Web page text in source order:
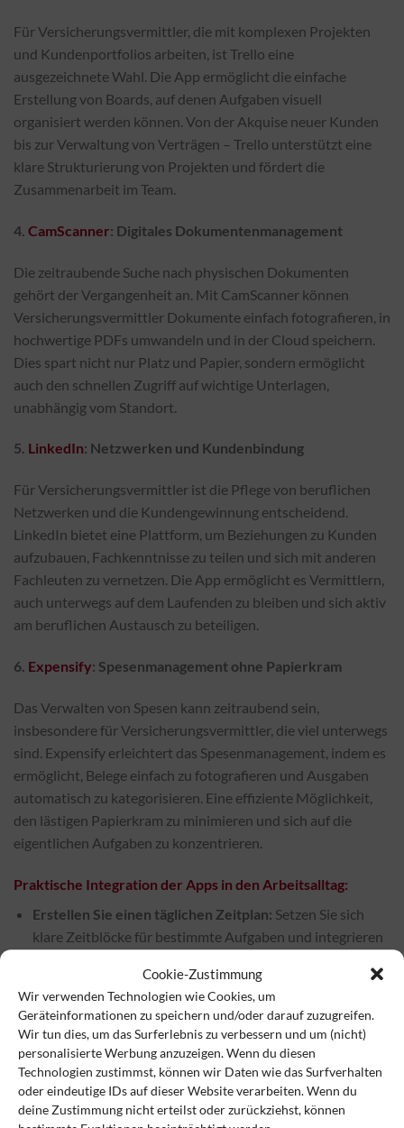
Cookie-Zustimmung
Wir verwenden Technologien wie Cookies, um
Geräteinformationen zu speichern und/oder darauf zuzugreifen.
Wir tun dies, um das Surferlebnis zu verbessern und um (nicht)
personalisierte Werbung anzuzeigen. Wenn du diesen
Technologien zustimmst, können wir Daten wie das Surfverhalten
oder eindeutige IDs auf dieser Website verarbeiten. Wenn du
deine Zustimmung nicht erteilst oder zurückziehst, können
Für Versicherungsvermittler, die mit komplexen Projekten
und Kundenportfolios arbeiten, ist Trello eine
ausgezeichnete Wahl. Die App ermöglicht die einfache
Erstellung von Boards, auf denen Aufgaben visuell
organisiert werden können. Von der Akquise neuer Kunden
bis zur Verwaltung von Verträgen – Trello unterstützt eine
klare Strukturierung von Projekten und fördert die
Zusammenarbeit im Team.
4. CamScanner: Digitales Dokumentenmanagement
Die zeitraubende Suche nach physischen Dokumenten
gehört der Vergangenheit an. Mit CamScanner können
Versicherungsvermittler Dokumente einfach fotografieren, in
hochwertige PDFs umwandeln und in der Cloud speichern.
Dies spart nicht nur Platz und Papier, sondern ermöglicht
auch den schnellen Zugriff auf wichtige Unterlagen,
unabhängig vom Standort.
5. LinkedIn: Netzwerken und Kundenbindung
Für Versicherungsvermittler ist die Pflege von beruflichen
Netzwerken und die Kundengewinnung entscheidend.
LinkedIn bietet eine Plattform, um Beziehungen zu Kunden
aufzubauen, Fachkenntnisse zu teilen und sich mit anderen
Fachleuten zu vernetzen. Die App ermöglicht es Vermittlern,
auch unterwegs auf dem Laufenden zu bleiben und sich aktiv
am beruflichen Austausch zu beteiligen.
6. Expensify: Spesenmanagement ohne Papierkram
Das Verwalten von Spesen kann zeitraubend sein,
insbesondere für Versicherungsvermittler, die viel unterwegs
sind. Expensify erleichtert das Spesenmanagement, indem es
ermöglicht, Belege einfach zu fotografieren und Ausgaben
automatisch zu kategorisieren. Eine effiziente Möglichkeit,
den lästigen Papierkram zu minimieren und sich auf die
eigentlichen Aufgaben zu konzentrieren.
Praktische Integration der Apps in den Arbeitsalltag:
Erstellen Sie einen täglichen Zeitplan: Setzen Sie sich
klare Zeitblöcke für bestimmte Aufgaben und integrieren
können Sie sich morgens Zeit für die Beantwortung von
Versicherungsfachfragen mit V-Quiz nehmen und
nachmittags die Projektmanagement-App Trello nutzen.
Automatisieren Sie wiederkehrende Aufgaben:
Sie die Automatisierungsfunktionen der Apps, um
wiederkehrende Aufgaben zu erleichtern. CamScanner